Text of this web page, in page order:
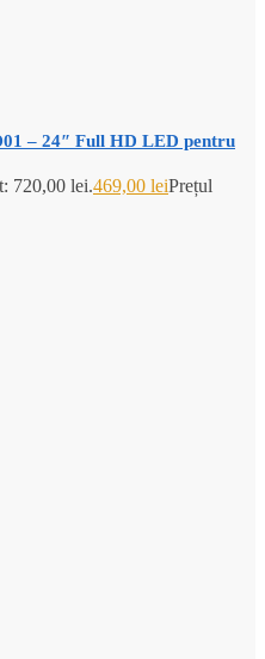
– 24″ Full HD LED pentru
720,00 lei.469,00 leiPrețul